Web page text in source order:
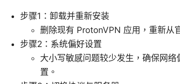
步骤1：卸载并重新安装
删除现有 ProtonVPN 应用，重新从
步骤2：系统偏好设置
大小写敏感问题较少发生，确保网
置。